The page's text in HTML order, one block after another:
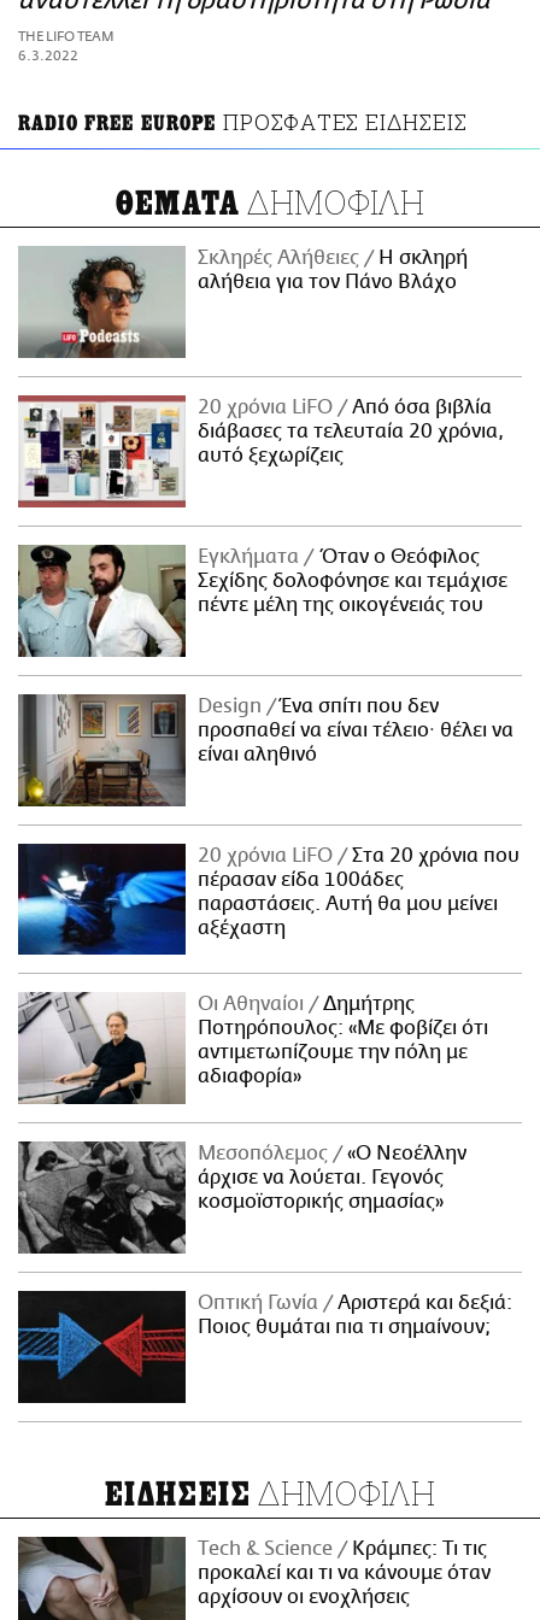
ΑΜΠΑ
PRINT
THE LIFO TEAM
6.3.2022
RADIO FREE EUROPE ΠΡΟΣΦΑΤΕΣ ΕΙΔΗΣΕΙΣ
ΘΕΜΑΤΑ ΔΗΜΟΦΙΛΗ
Σκληρές Αλήθειες
H σκληρή
αλήθεια για τον Πάνο Βλάχο
20 χρόνια LiFO
Από όσα βιβλία
διάβασες τα τελευταία 20 χρόνια,
αυτό ξεχωρίζεις
Εγκλήματα
Όταν ο Θεόφιλος
Σεχίδης δολοφόνησε και τεμάχισε
πέντε μέλη της οικογένειάς του
Design
Ένα σπίτι που δεν
προσπαθεί να είναι τέλειο· θέλει να
είναι αληθινό
20 χρόνια LiFO
Στα 20 χρόνια που
πέρασαν είδα 100άδες
παραστάσεις. Αυτή θα μου μείνει
αξέχαστη
Οι Αθηναίοι
Δημήτρης
Ποτηρόπουλος: «Με φοβίζει ότι
αντιμετωπίζουμε την πόλη με
αδιαφορία»
Μεσοπόλεμος
«Ο Νεοέλλην
άρχισε να λούεται. Γεγονός
κοσμοϊστορικής σημασίας»
Οπτική Γωνία
Αριστερά και δεξιά:
Ποιος θυμάται πια τι σημαίνουν;
ΕΙΔΗΣΕΙΣ ΔΗΜΟΦΙΛΗ
Τech & Science
Κράμπες: Τι τις
προκαλεί και τι να κάνουμε όταν
αρχίσουν οι ενοχλήσεις